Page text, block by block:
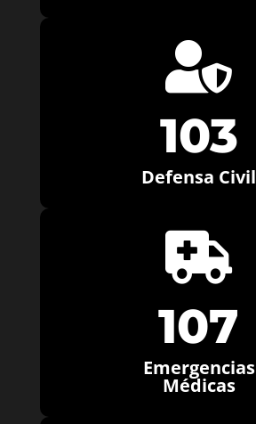

103
Defensa Civil

107
Emergencias
Médicas